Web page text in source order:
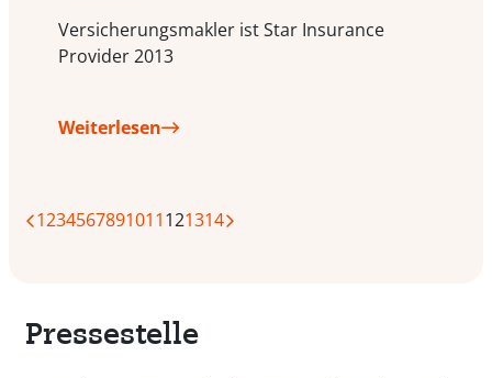
Versicherungsmakler ist Star Insurance
Provider 2013
Weiterlesen
1234567891011121314
Pressestelle